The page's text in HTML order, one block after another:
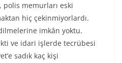
memurları eski
hiç çekinmiyorlardı.
imkân yoktu.
ve idari işlerde tecrübesi
sadık kaç kişi